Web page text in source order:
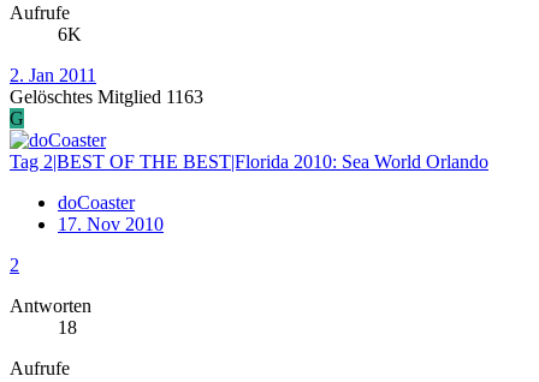
Aufrufe
6K
2. Jan 2011
Gelöschtes Mitglied 1163
G
Tag 2|BEST OF THE BEST|Florida 2010: Sea World Orlando
doCoaster
17. Nov 2010
2
Antworten
18
Aufrufe